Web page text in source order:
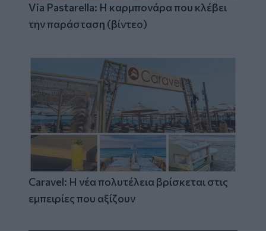
Via Pastarella: Η καρμπονάρα που κλέβει
την παράσταση (βίντεο)
Caravel: Η νέα πολυτέλεια βρίσκεται στις
εμπειρίες που αξίζουν